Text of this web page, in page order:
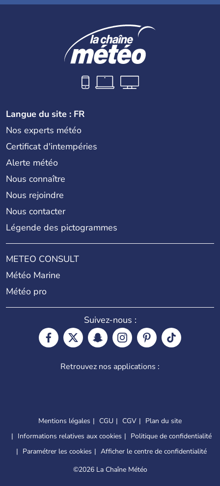
Langue du site : FR
Nos experts météo
Certificat d'intempéries
Alerte météo
Nous connaître
Nous rejoindre
Nous contacter
Légende des pictogrammes
METEO CONSULT
Météo Marine
Météo pro
Suivez-nous :
Retrouvez nos applications :
Mentions légales CGU CGV
Plan du site
Informations relatives aux cookies
Politique de confidentialité
Paramétrer les cookies
Afficher le centre de confidentialité
©2026 La Chaîne Météo